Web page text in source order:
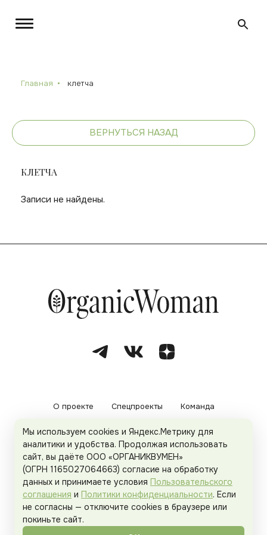
Главная клетча
ВЕРНУТЬСЯ НАЗАД
КЛЕТЧА
Записи не найдены.
О проекте Спецпроекты Команда
Рекламодателям Политика конфиденциальности
Пользовательское соглашение
Organicwoman.ru . Все права защищены.
Мы используем cookies и Яндекс.Метрику для
аналитики и удобства. Продолжая использовать
сайт, вы даёте ООО «ОРГАНИКВУМЕН»
(ОГРН 1165027064663) согласие на обработку
данных и принимаете условия Пользовательского
соглашения и Политики конфиденциальности. Если
не согласны — отключите cookies в браузере или
покиньте сайт.